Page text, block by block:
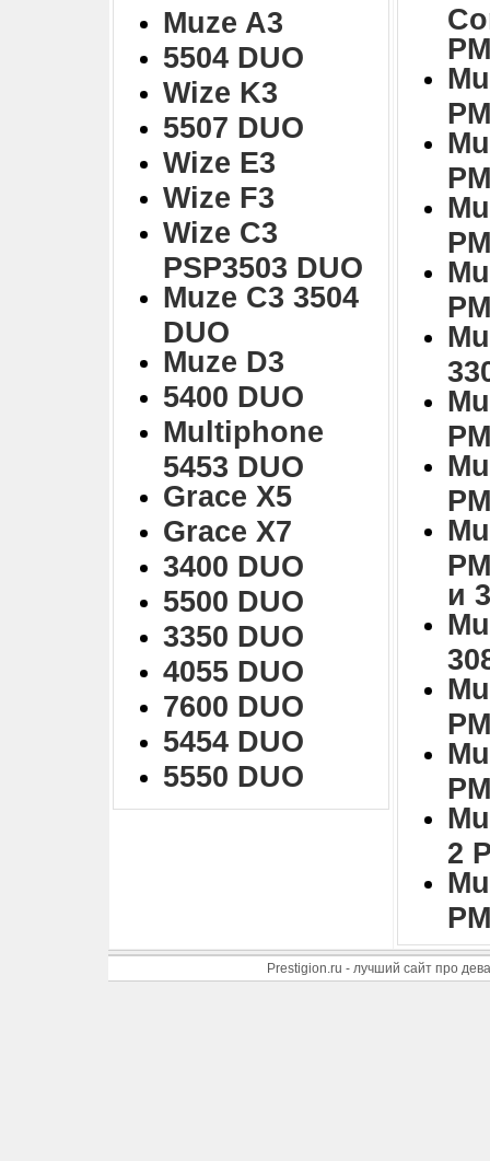
Muze A3
5504 DUO
Wize K3
5507 DUO
Wize E3
Wize F3
Wize C3
PSP3503 DUO
Muze C3 3504
DUO
Muze D3
5400 DUO
Multiphone
5453 DUO
Grace X5
Grace X7
3400 DUO
5500 DUO
3350 DUO
4055 DUO
7600 DUO
5454 DUO
5550 DUO
и
2
Prestigion.ru - лучший сайт про